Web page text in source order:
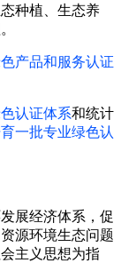
种植、生态养
产品和服务认证
认证体系和统计
育一批专业绿色认
展经济体系，促
源环境生态问题
主义思想为指